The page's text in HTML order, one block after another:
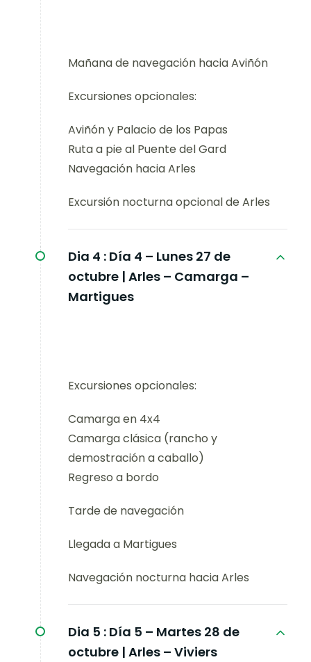
Mañana de navegación hacia Aviñón
Excursiones opcionales:
Aviñón y Palacio de los Papas
Ruta a pie al Puente del Gard
Navegación hacia Arles
Excursión nocturna opcional de Arles
Dia 4 : Día 4 – Lunes 27 de
octubre | Arles – Camarga –
Martigues
Excursiones opcionales:
Camarga en 4x4
Camarga clásica (rancho y
demostración a caballo)
Regreso a bordo
Tarde de navegación
Llegada a Martigues
Navegación nocturna hacia Arles
Dia 5 : Día 5 – Martes 28 de
octubre | Arles – Viviers